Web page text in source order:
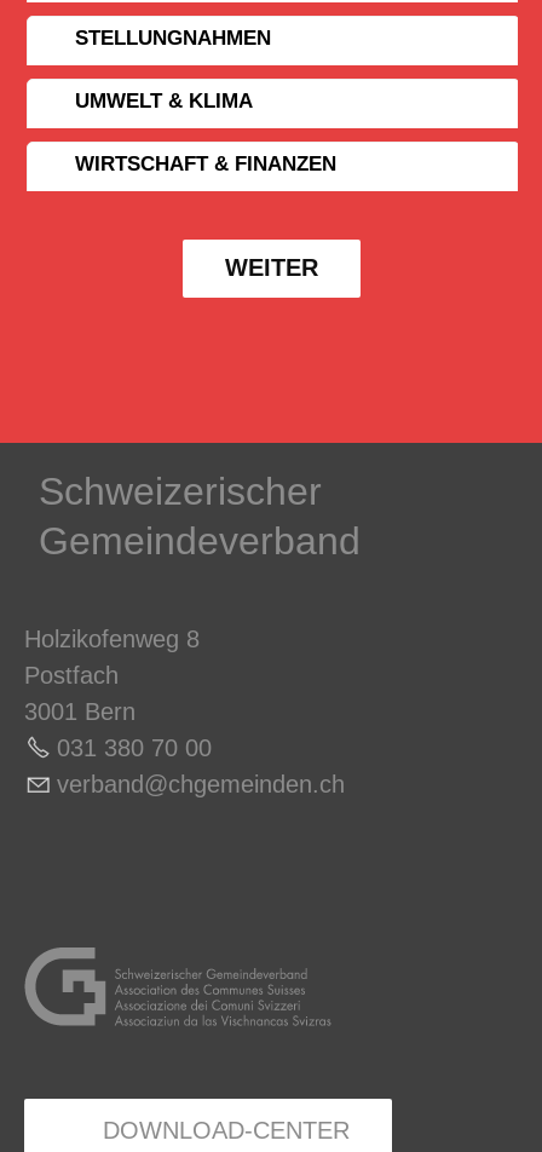
STELLUNGNAHMEN
UMWELT & KLIMA
WIRTSCHAFT & FINANZEN
WEITER
Schweizerischer
Gemeindeverband
Holzikofenweg 8
Postfach
3001 Bern
031 380 70 00
v rb nd chg m nd n ch
DOWNLOAD-CENTER